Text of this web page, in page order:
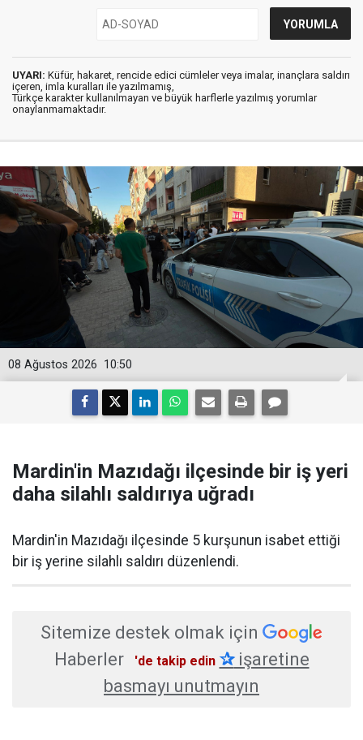
UYARI: Küfür, hakaret, rencide edici cümleler veya imalar, inançlara saldırı
içeren, imla kuralları ile yazılmamış,
Türkçe karakter kullanılmayan ve büyük harflerle yazılmış yorumlar
onaylanmamaktadır.
10:50
08 Ağustos 2026
Mardin'in Mazıdağı ilçesinde bir iş yeri
daha silahlı saldırıya uğradı
Mardin'in Mazıdağı ilçesinde 5 kurşunun isabet ettiği
bir iş yerine silahlı saldırı düzenlendi.
Sitemize destek olmak için
Haberler
'de takip edin ✰işaretine
basmayı unutmayın